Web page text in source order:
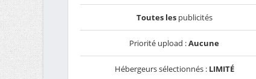
Toutes lespublicités
Priorité upload :Aucune
Hébergeurs sélectionnés : LIMITÉ